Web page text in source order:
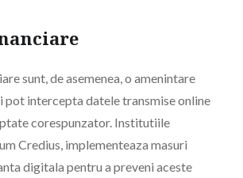
sunt, de asemenea, o amenintare
pot intercepta datele transmise online
corespunzator. Institutiile
Credius, implementeaza masuri
digitala pentru a preveni aceste